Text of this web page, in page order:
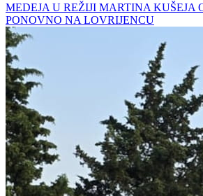
MEDEJA U REŽIJI MARTINA KUŠEJA
PONOVNO NA LOVRIJENCU